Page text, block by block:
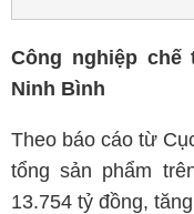
Công nghiệp
Ninh Bình
Theo báo cáo từ
tổng sản phẩm
13.754 tỷ đồng,